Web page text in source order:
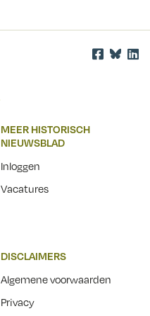
MEER HISTORISCH
NIEUWSBLAD
Inloggen
Vacatures
DISCLAIMERS
Algemene voorwaarden
Privacy